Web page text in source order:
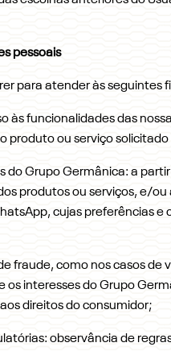
pessoais
para atender às seguintes
às funcionalidades das
produto ou serviço
do Grupo Germânica: a
produtos ou serviços, e/
cujas preferências
fraude, como nos casos
interesses do Grupo
direitos do consumidor;
observância de